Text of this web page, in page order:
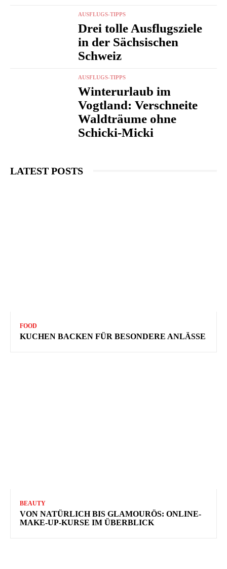
AUSFLUGS-TIPPS
Drei tolle Ausflugsziele
in der Sächsischen
Schweiz
AUSFLUGS-TIPPS
Winterurlaub im
Vogtland: Verschneite
Waldträume ohne
Schicki-Micki
LATEST POSTS
FOOD
KUCHEN BACKEN FÜR BESONDERE ANLÄSSE
BEAUTY
VON NATÜRLICH BIS GLAMOURÖS: ONLINE-
MAKE-UP-KURSE IM ÜBERBLICK